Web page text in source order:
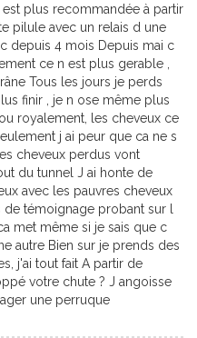
plus recommandée à partir
pilule avec un relais d une
depuis 4 mois Depuis mai c
ce n est plus gerable ,
Tous les jours je perds
finir , je n ose même plus
royalement, les cheveux ce
j ai peur que ca ne s
cheveux perdus vont
du tunnel J ai honte de
avec les pauvres cheveux
témoignage probant sur l
met même si je sais que c
autre Bien sur je prends des
j'ai tout fait A partir de
votre chute ? J angoisse
une perruque